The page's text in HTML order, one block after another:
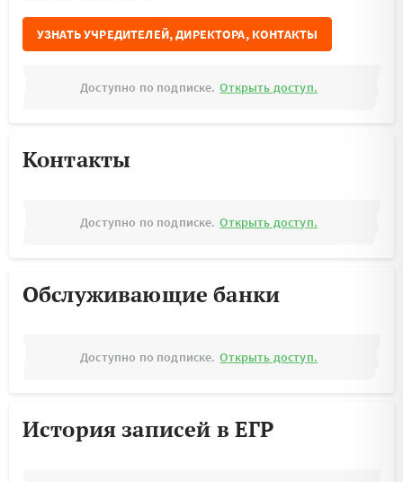
УЗНАТЬ УЧРЕДИТЕЛЕЙ, ДИРЕКТОРА, КОНТАКТЫ
Доступно по подписке. Открыть доступ.
Контакты
Доступно по подписке. Открыть доступ.
Обслуживающие банки
Доступно по подписке. Открыть доступ.
История записей в ЕГР